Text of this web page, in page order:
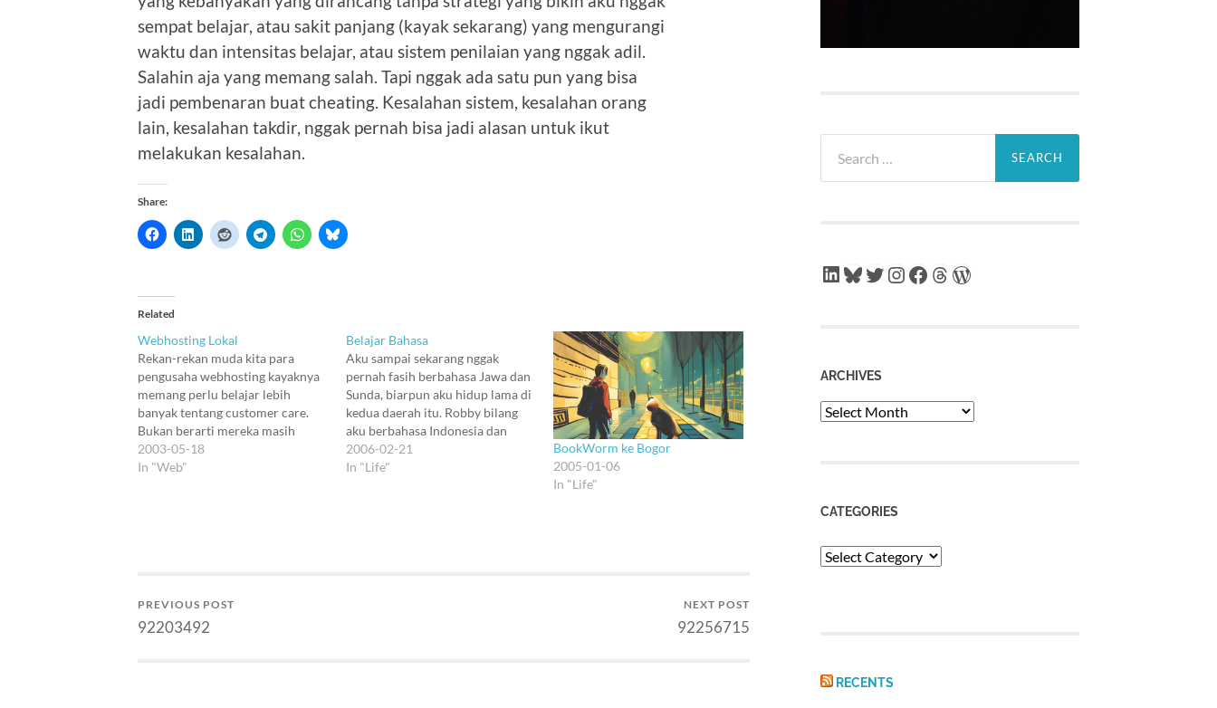
sempat belajar, atau sakit panjang (kayak sekarang) yang mengurangi
waktu dan intensitas belajar, atau sistem penilaian yang nggak adil.
Salahin aja yang memang salah. Tapi nggak ada satu pun yang bisa
jadi pembenaran buat cheating. Kesalahan sistem, kesalahan orang
lain, kesalahan takdir, nggak pernah bisa jadi alasan untuk ikut
melakukan kesalahan.
Share:
Related
Webhosting Lokal
Rekan-rekan muda kita para
pengusaha webhosting kayaknya
memang perlu belajar lebih
banyak tentang customer care.
Bukan berarti mereka masih
bloon, bukan. Sebaliknya, mereka
justru termasuk otak-otak jenius,
2003-05-18
In "Web"
Belajar Bahasa
Aku sampai sekarang nggak
pernah fasih berbahasa Jawa dan
Sunda, biarpun aku hidup lama di
kedua daerah itu. Robby bilang
aku berbahasa Indonesia dan
Jawa dengan logat Russia – tapi
Andrei dan Marsha pasti nggak
2006-02-21
In "Life"
BookWorm ke Bogor
2005-01-06
In "Life"
PREVIOUS POST
92203492
NEXT POST
92256715
for:
LinkedIn
Bluesky
Twitter
Instagram
Facebook
Threads
WordPress
ARCHIVES
Archives
CATEGORIES
Categories
RECENTS